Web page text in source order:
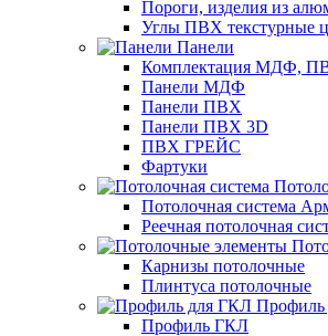
Пороги, изделия из
Углы ПВХ текстурные
Панели
Комплектация МДФ,
Панели МДФ
Панели ПВХ
Панели ПВХ 3D
ПВХ ГРЕЙС
Фартуки
Потолочная система
Реечная потолочная
Карнизы потолочные
Плинтуса потолочные
Профиль ГКЛ